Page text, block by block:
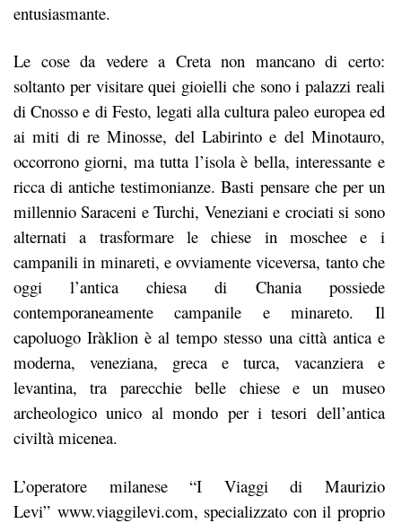
entusiasmante.
Le cose da vedere a Creta non mancano di certo:
soltanto per visitare quei gioielli che sono i palazzi reali
di Cnosso e di Festo, legati alla cultura paleo europea ed
ai miti di re Minosse, del Labirinto e del Minotauro,
occorrono giorni, ma tutta l’isola è bella, interessante e
ricca di antiche testimonianze. Basti pensare che per un
millennio Saraceni e Turchi, Veneziani e crociati si sono
alternati a trasformare le chiese in moschee e i
campanili in minareti, e ovviamente viceversa, tanto che
oggi l’antica chiesa di Chania possiede
contemporaneamente campanile e minareto. Il
capoluogo Iràklion è al tempo stesso una città antica e
moderna, veneziana, greca e turca, vacanziera e
levantina, tra parecchie belle chiese e un museo
archeologico unico al mondo per i tesori dell’antica
civiltà micenea.
L’operatore milanese “I Viaggi di Maurizio
Levi” www.viaggilevi.com, specializzato con il proprio